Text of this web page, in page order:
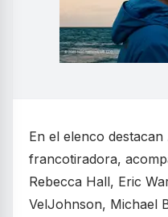
En el elenco
francotiradora,
Rebecca Hall, Eric
VelJohnson, Michael